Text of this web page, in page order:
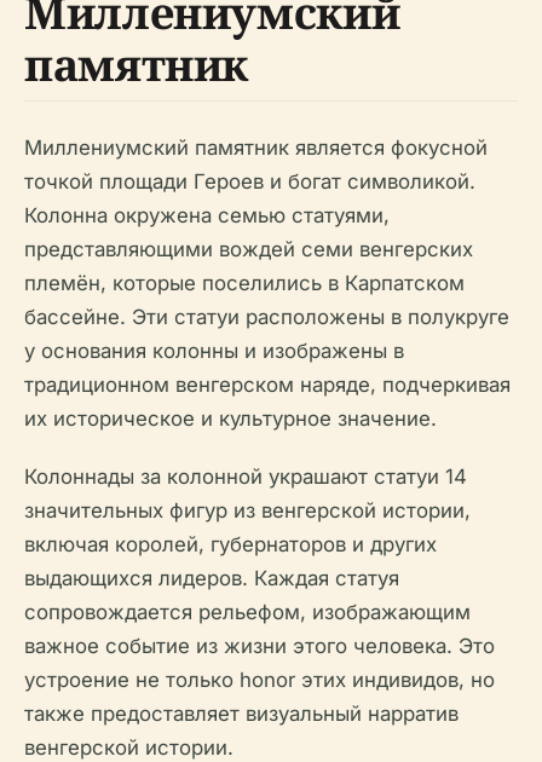
Миллениумский
памятник
Миллениумский памятник является фокусной
точкой площади Героев и богат символикой.
Колонна окружена семью статуями,
представляющими вождей семи венгерских
племён, которые поселились в Карпатском
бассейне. Эти статуи расположены в полукруге
у основания колонны и изображены в
традиционном венгерском наряде, подчеркивая
их историческое и культурное значение.
Колоннады за колонной украшают статуи 14
значительных фигур из венгерской истории,
включая королей, губернаторов и других
выдающихся лидеров. Каждая статуя
сопровождается рельефом, изображающим
важное событие из жизни этого человека. Это
устроение не только honor этих индивидов, но
также предоставляет визуальный нарратив
венгерской истории.